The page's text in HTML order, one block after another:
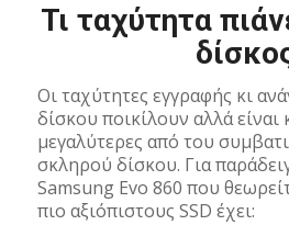
Τι ταχύτητα
Οι ταχύτητες εγγραφής κι
δίσκου ποικίλουν αλλά
μεγαλύτερες από του
σκληρού δίσκου. Για
Samsung Evo 860 που
πιο αξιόπιστους SSD έχει: